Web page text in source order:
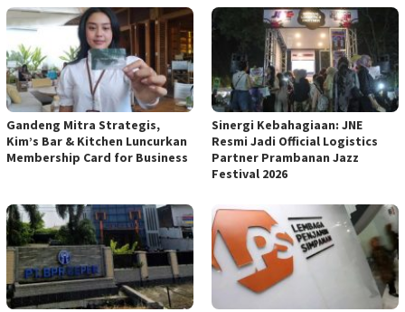
Gandeng Mitra Strategis,
Kim’s Bar & Kitchen Luncurkan
Membership Card for Business
Sinergi Kebahagiaan: JNE
Resmi Jadi Official Logistics
Partner Prambanan Jazz
Festival 2026